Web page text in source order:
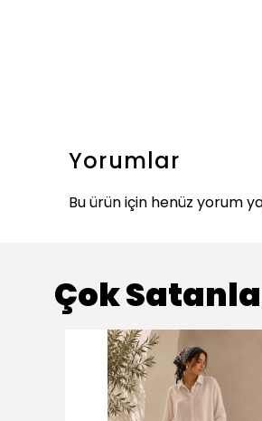
Yorumlar
Bu ürün için henüz yorum
Çok